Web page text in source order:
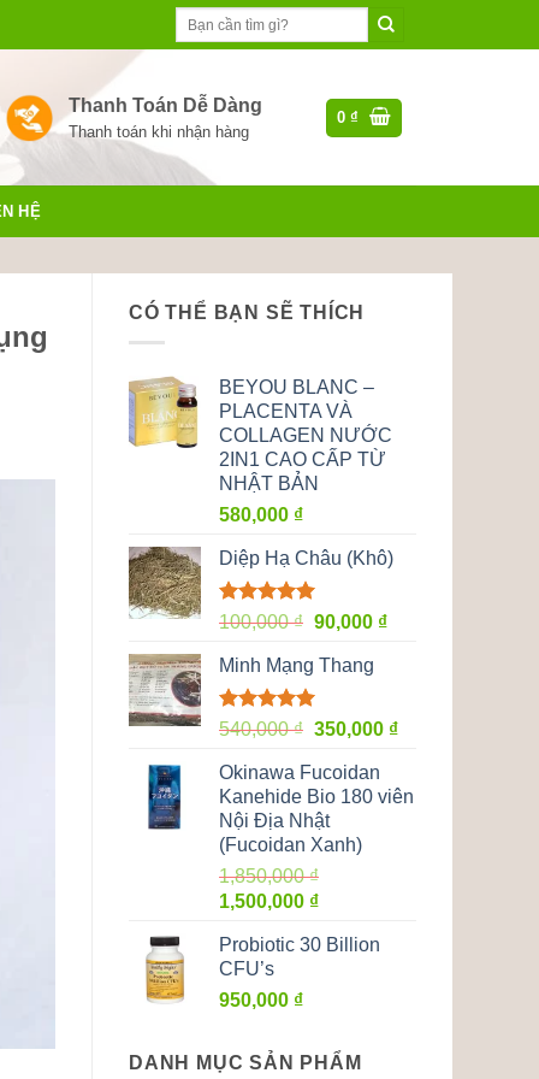
kiếm:
Thanh Toán Dễ Dàng
Thanh toán khi nhận hàng
0₫
HỆ
CÓ THỂ BẠN SẼ THÍCH
BEYOU BLANC –
PLACENTA VÀ
COLLAGEN NƯỚC
2IN1 CAO CẤP TỪ
NHẬT BẢN
580,000 ₫
Diệp Hạ Châu (Khô)
Được xếp
hạng
5 sao
100,000₫ Giá
là:
100,000 ₫.
90,000 ₫Giá
90,000 ₫.
Minh Mạng Thang
Được xếp
hạng
5 sao
540,000₫ Giá
là:
540,000 ₫.
350,000 ₫Giá
là:
Okinawa Fucoidan
Kanehide Bio 180 viên
Nội Địa Nhật
(Fucoidan Xanh)
1,850,000₫
Giá
là:
1,850,000 ₫.
1,500,000 ₫Giá
tại
Probiotic 30 Billion
CFU’s
950,000 ₫
DANH MỤC SẢN PHẨM